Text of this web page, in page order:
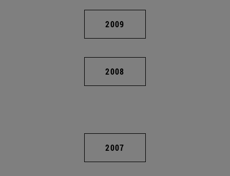
2009
2008
2007